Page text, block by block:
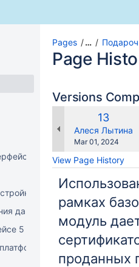
клиента
интерфейса
данных
5 версии платформы
Pages …
Page
Versions
Old
Version
13
Алеся Лытина
Saved
Mar 01, 2024
View Page History
рамках
модуль
проданных